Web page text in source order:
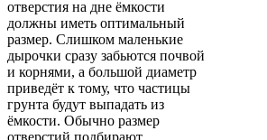
отверстия на дне ёмкости
должны иметь оптимальный
размер. Слишком маленькие
дырочки сразу забьются почвой
и корнями, а большой диаметр
приведёт к тому, что частицы
грунта будут выпадать из
ёмкости. Обычно размер